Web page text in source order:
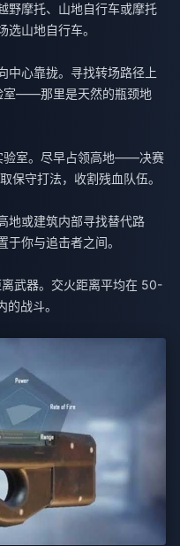
野摩托、山地自行车或摩托
山地自行车。
中心靠拢。寻找转场路径上
室——那里是天然的瓶颈地
验室。尽早占领高地——决赛
保守打法，收割残血队伍。
地或建筑内部寻找替代路
你与追击者之间。
武器。交火距离平均在 50-
战斗。